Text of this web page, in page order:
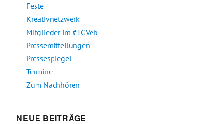
Feste
Kreativnetzwerk
Mitglieder im #TGVeb
Pressemitteilungen
Pressespiegel
Termine
Zum Nachhören
NEUE BEITRÄGE